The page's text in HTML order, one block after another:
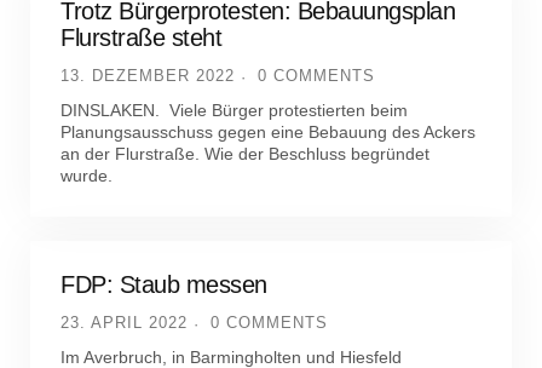
Trotz Bürgerprotesten: Bebauungsplan
Flurstraße steht
13. DEZEMBER 2022 0 COMMENTS
DINSLAKEN. Viele Bürger protestierten beim
Planungsausschuss gegen eine Bebauung des Ackers
an der Flurstraße. Wie der Beschluss begründet
wurde.
FDP: Staub messen
23. APRIL 2022 0 COMMENTS
Im Averbruch, in Barmingholten und Hiesfeld